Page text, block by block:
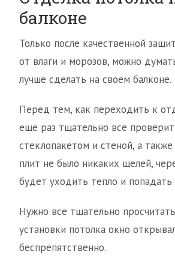
балконе
Только после качественной
от влаги и морозов, можно
лучше сделать на своем балконе.
Перед тем, как переходить к
еще раз тщательно все
стеклопакетом и стеной, а
плит не было никаких щелей,
будет уходить тепло и попадать
Нужно все тщательно
установки потолка окно
беспрепятственно.